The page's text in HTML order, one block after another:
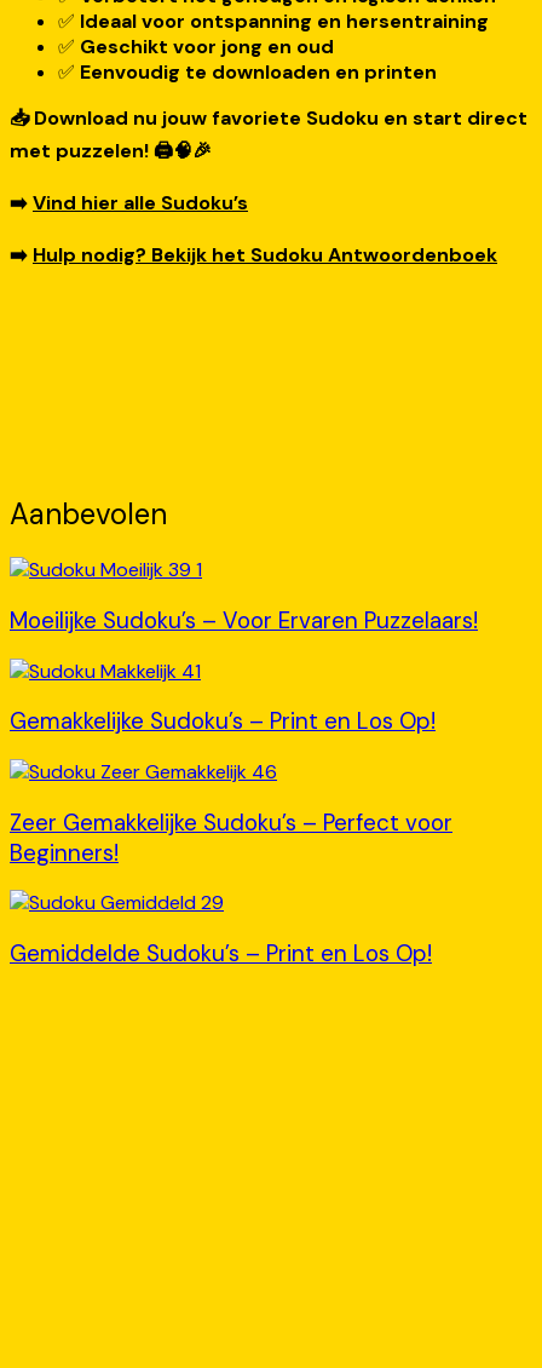
✅ Ideaal voor ontspanning en hersentraining
✅ Geschikt voor jong en oud
✅ Eenvoudig te downloaden en printen
📥 Download nu jouw favoriete Sudoku en start direct
met puzzelen! 🖨️🧠🎉
➡️Vind hier alle Sudoku’s
➡️ Hulp nodig? Bekijk het Sudoku Antwoordenboek
Aanbevolen
Moeilijke Sudoku’s – Voor Ervaren Puzzelaars!
Gemakkelijke Sudoku’s – Print en Los Op!
Zeer Gemakkelijke Sudoku’s – Perfect voor
Beginners!
Gemiddelde Sudoku’s – Print en Los Op!